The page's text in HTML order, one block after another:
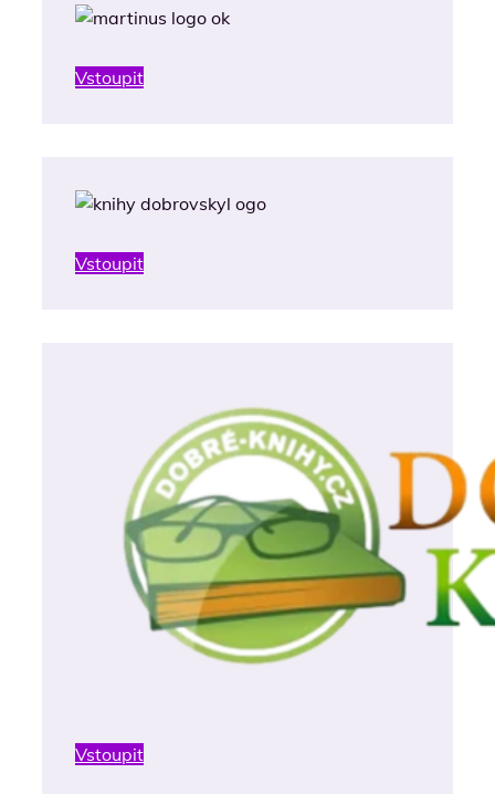
Vstoupit
Vstoupit
Vstoupit